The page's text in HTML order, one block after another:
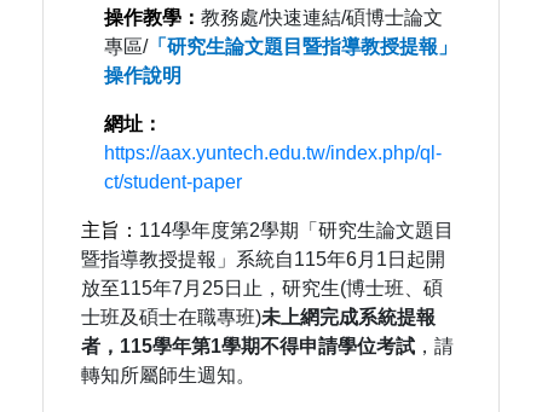
操作教學： 教務處/快速連結/碩博士論文
專區/「研究生論文題目暨指導教授提報」
操作說明
網址：
https://aax.yuntech.edu.tw/index.php/ql-
ct/student-paper
主旨： 114學年度第2學期「研究生論文題目
暨指導教授提報」系統自115年6月1日起開
放至115年7月25日止，研究生(博士班、碩
士班及碩士在職專班)未上網完成系統提報
者，115學年第1學期不得申請學位考試，請
轉知所屬師生週知。